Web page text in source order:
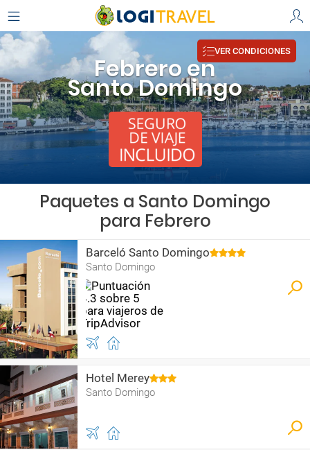
Febrero en
Santo Domingo
VER CONDICIONES
Paquetes a Santo Domingo
para Febrero
Barceló Santo Domingo
Santo Domingo
Hotel Merey
Santo Domingo